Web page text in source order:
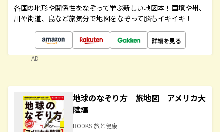
各国の地形や関係性をなぞって学ぶ新しい地図本！国境や州、
川や街道、島など旅気分で地図をなぞって脳もイキイキ！
詳細を見る
AD
地球のなぞり方 旅地図 アメリカ大
陸編
BOOKS 旅と健康